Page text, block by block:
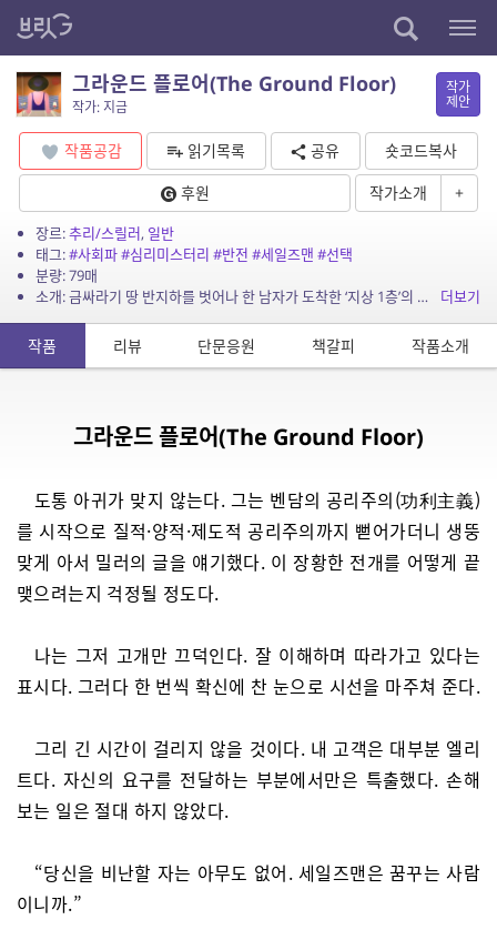
그라운드 플로어(The Ground Floor)
작가: 지금
작가
제안
작품공감 읽기목록 공유
숏코드복사
후원
작가소개 +
장르:추리/스릴러, 일반
태그:#사회파#심리미스터리 #반전 #세일즈맨 #선택
분량: 79매
소개: 금싸라기 땅 반지하를 벗어나 한 남자가 도착한 ‘지상 1층’의 서늘한 진실.
더보기
작품 리뷰 단문응원 책갈피 작품소개
그라운드 플로어(The Ground Floor)
도통 아귀가 맞지 않는다. 그는 벤담의 공리주의(功利主義)
를 시작으로 질적·양적·제도적 공리주의까지 뻗어가더니 생뚱
맞게 아서 밀러의 글을 얘기했다. 이 장황한 전개를 어떻게 끝
맺으려는지 걱정될 정도다.
나는 그저 고개만 끄덕인다. 잘 이해하며 따라가고 있다는
표시다. 그러다 한 번씩 확신에 찬 눈으로 시선을 마주쳐 준다.
그리 긴 시간이 걸리지 않을 것이다. 내 고객은 대부분 엘리
트다. 자신의 요구를 전달하는 부분에서만은 특출했다. 손해
보는 일은 절대 하지 않았다.
“당신을 비난할 자는 아무도 없어. 세일즈맨은 꿈꾸는 사람
이니까.”